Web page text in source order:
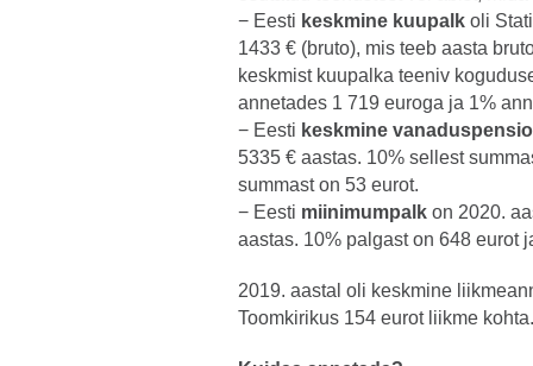
− Eesti keskmine kuupalk oli
1433 € (bruto), mis teeb aasta
keskmist kuupalka teeniv
annetades 1 719 euroga ja 1%
− Eesti keskmine
5335 € aastas. 10% sellest
summast on 53 eurot.
− Eesti miinimumpalk on 2020.
aastas. 10% palgast on 648 eurot
2019. aastal oli keskmine
Toomkirikus 154 eurot liikme kohta.